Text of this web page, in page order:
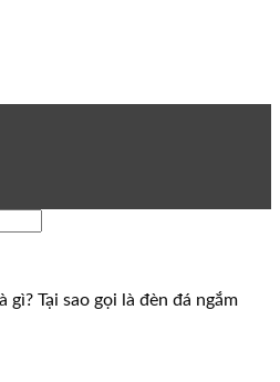
gì? Tại sao gọi là đèn đá ngắm